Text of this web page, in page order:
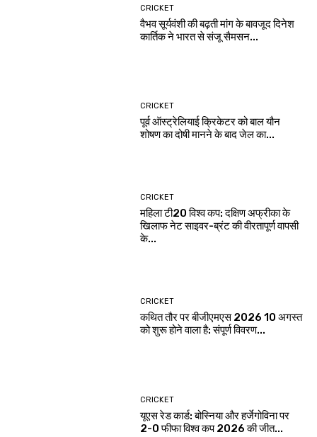
CRICKET
वैभव सूर्यवंशी की बढ़ती मांग के बावजूद दिनेश
कार्तिक ने भारत से संजू सैमसन...
CRICKET
पूर्व ऑस्ट्रेलियाई क्रिकेटर को बाल यौन
शोषण का दोषी मानने के बाद जेल का...
CRICKET
महिला टी20 विश्व कप: दक्षिण अफ्रीका के
खिलाफ नेट साइवर-ब्रंट की वीरतापूर्ण वापसी
के...
CRICKET
कथित तौर पर बीजीएमएस 2026 10 अगस्त
को शुरू होने वाला है: संपूर्ण विवरण...
CRICKET
यूएस रेड कार्ड: बोस्निया और हर्जेगोविना पर
2-0 फीफा विश्व कप 2026 की जीत...